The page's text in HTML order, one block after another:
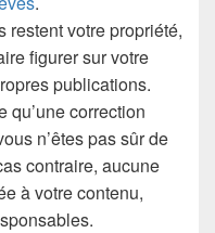
restent votre propriété,
figurer sur votre
publications.
qu’une correction
n’êtes pas sûr de
contraire, aucune
à votre contenu,